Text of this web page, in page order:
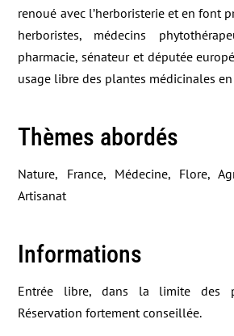
renoué avec l’herboristerie et en font
herboristes, médecins
pharmacie, sénateur et députée
usage libre des plantes médicinales en
Thèmes abordés
Nature, France, Médecine, Flore,
Artisanat
Informations
Entrée libre, dans la limite des
Réservation fortement conseillée.